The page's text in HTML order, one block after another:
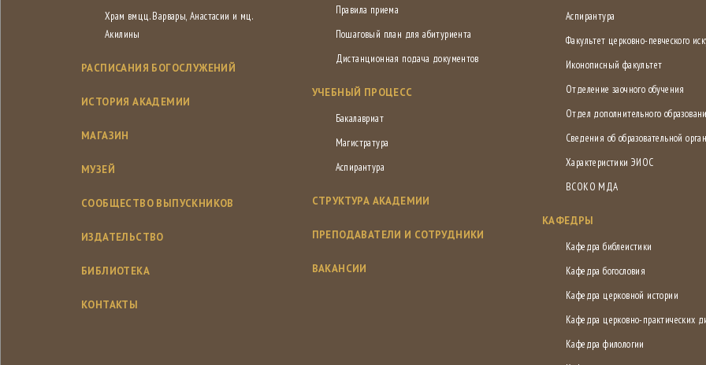
Храм вмцц. Варвары, Анастасии и мц.
Акилины
РАСПИСАНИЯ БОГОСЛУЖЕНИЙ
ИСТОРИЯ АКАДЕМИИ
МАГАЗИН
МУЗЕЙ
СООБЩЕСТВО ВЫПУСКНИКОВ
ИЗДАТЕЛЬСТВО
БИБЛИОТЕКА
КОНТАКТЫ
Правила приема
Пошаговый план для абитуриента
Дистанционная подача документов
УЧЕБНЫЙ ПРОЦЕСС
Бакалавриат
Магистратура
Аспирантура
СТРУКТУРА АКАДЕМИИ
ПРЕПОДАВАТЕЛИ И СОТРУДНИКИ
ВАКАНСИИ
Аспирантура
Факультет церковно-певческого
Иконописный факультет
Отделение заочного обучения
Отдел дополнительного
Сведения об образовательной
Характеристики ЭИОС
ВСОКО МДА
КАФЕДРЫ
Кафедра библеистики
Кафедра богословия
Кафедра церковной истории
Кафедра церковно-практических
Кафедра филологии